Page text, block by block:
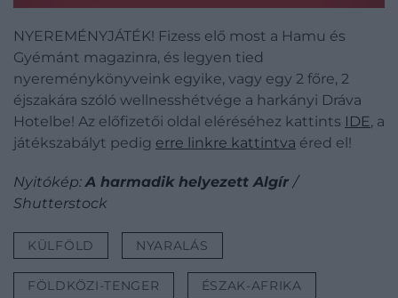
NYEREMÉNYJÁTÉK! Fizess elő most a Hamu és
Gyémánt magazinra, és legyen tied
nyereménykönyveink egyike, vagy egy 2 főre, 2
éjszakára szóló wellnesshétvége a harkányi Dráva
Hotelbe! Az előfizetői oldal eléréséhez kattints IDE, a
játékszabályt pedig erre linkre kattintva éred el!
Nyitókép:A harmadik helyezett Algír/
Shutterstock
KÜLFÖLD NYARALÁS
FÖLDKÖZI-TENGER ÉSZAK-AFRIKA